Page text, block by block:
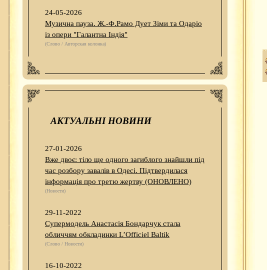
24-05-2026
Музична пауза. Ж.-Ф.Рамо Дует Зіми та Одаріо
із опери "Галантна Індія"
(Слово / Авторская колонка)
АКТУАЛЬНІ НОВИНИ
27-01-2026
Вже двоє: тіло ще одного загиблого знайшли під
час розбору завалів в Одесі. Підтвердилася
інформація про третю жертву (ОНОВЛЕНО)
(Новости)
29-11-2022
Супермодель Анастасія Бондарчук стала
обличчям обкладинки L’Officiel Baltik
(Слово / Новости)
16-10-2022